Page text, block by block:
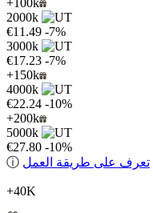
2000k
€11.49 -7%
3000k
€17.23 -7%
+150k
4000k
€22.24 -10%
+200k
5000k
€27.80 -10%
ⓘ
+40K